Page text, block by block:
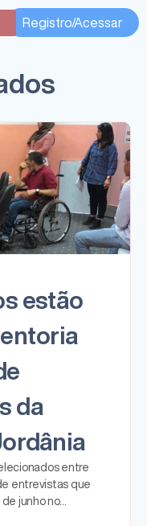
Registro/Acessar
estão
da
entre
entrevistas que
junho no…